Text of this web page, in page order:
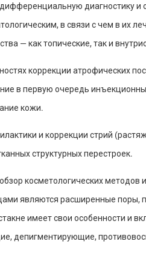
диагностику и
в связи с чем в их
— как топические, так и
коррекции атрофических
в первую очередь
кожи.
и коррекции стрий
структурных перестроек.
косметологических методов
являются расширенные поры,
имеет свои особенности и
депигментирующие,